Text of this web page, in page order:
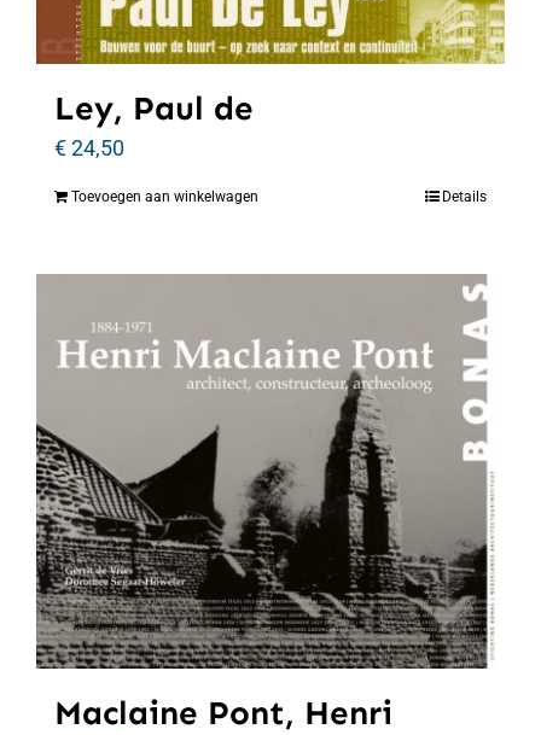
Ley, Paul de
€24,50
Toevoegen aan winkelwagen Details
Maclaine Pont, Henri